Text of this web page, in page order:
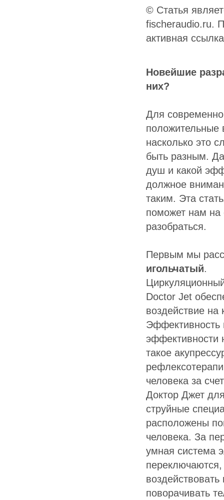
© Статья
fischeraudio.ru.
активная
Новейшие
них?
Для
положительные
насколько это
быть разным.
душ и какой
должное
таким. Эта
поможет нам на
разобраться.
Первым мы
игольчатый.
Doctor Jet
воздействие
Эффективность
эффективности
такое
человека за
Доктор Джет
струйные
расположены
человека. За
умная система
поворачивать